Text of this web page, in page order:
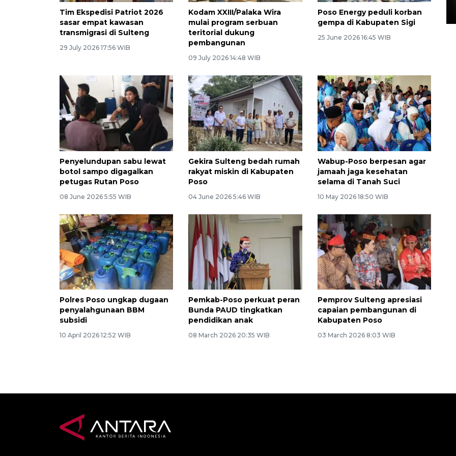
Tim Ekspedisi Patriot 2026
sasar empat kawasan
transmigrasi di Sulteng
29 July 2026 17:56 WIB
Kodam XXIII/Palaka Wira
mulai program serbuan
teritorial dukung
pembangunan
09 July 2026 14:48 WIB
Poso Energy peduli korban
gempa di Kabupaten Sigi
25 June 2026 16:45 WIB
Penyelundupan sabu lewat
botol sampo digagalkan
petugas Rutan Poso
08 June 2026 5:55 WIB
Gekira Sulteng bedah rumah
rakyat miskin di Kabupaten
Poso
04 June 2026 5:46 WIB
Wabup-Poso berpesan agar
jamaah jaga kesehatan
selama di Tanah Suci
10 May 2026 18:50 WIB
Polres Poso ungkap dugaan
penyalahgunaan BBM
subsidi
10 April 2026 12:52 WIB
Pemkab-Poso perkuat peran
Bunda PAUD tingkatkan
pendidikan anak
08 March 2026 20:35 WIB
Pemprov Sulteng apresiasi
capaian pembangunan di
Kabupaten Poso
03 March 2026 8:03 WIB
15 July 2026 14:08 WIB